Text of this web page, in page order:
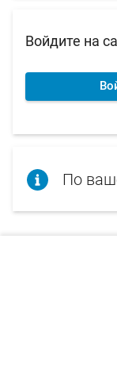
Войдите на
По